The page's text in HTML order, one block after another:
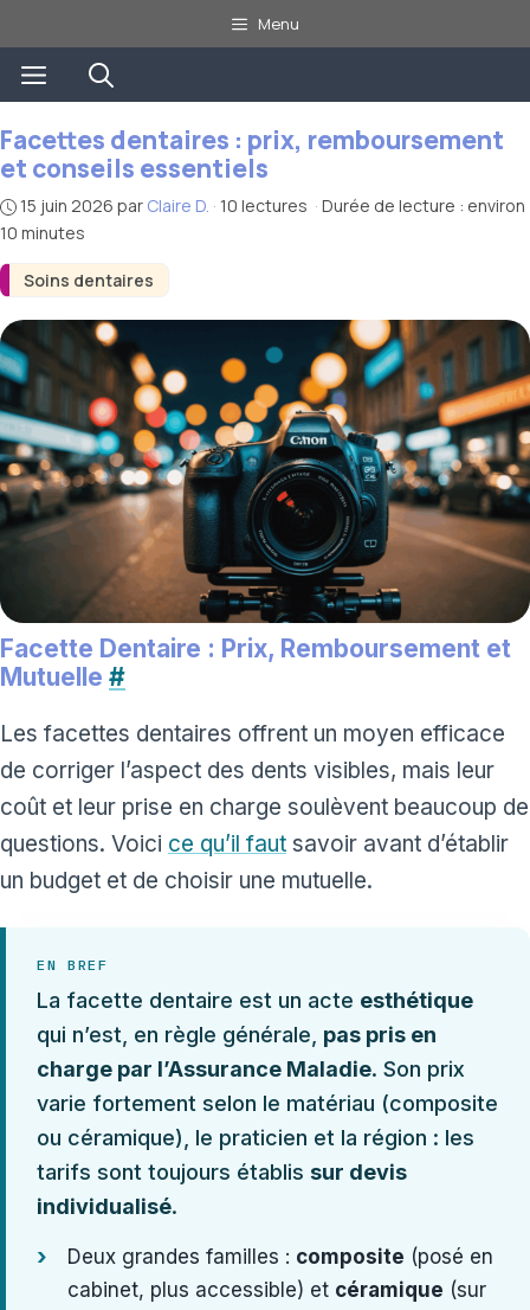
au
contenu
Menu
Menu
Soins dentaires
Facettes dentaires : prix, remboursement
et conseils essentiels
15 juin 2026 par Claire D. · 10 lectures · Durée de lecture : environ
10 minutes
Facette Dentaire : Prix, Remboursement et
Mutuelle #
Les facettes dentaires offrent un moyen efficace
de corriger l’aspect des dents visibles, mais leur
coût et leur prise en charge soulèvent beaucoup de
questions. Voici ce qu’il faut savoir avant d’établir
un budget et de choisir une mutuelle.
EN BREF
La facette dentaire est un acte esthétique
qui n’est, en règle générale, pas pris en
charge par l’Assurance Maladie. Son prix
varie fortement selon le matériau (composite
ou céramique), le praticien et la région : les
tarifs sont toujours établis sur devis
individualisé.
Deux grandes familles : composite (posé en
cabinet, plus accessible) et céramique (sur